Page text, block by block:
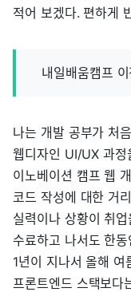
적어 보겠다. 편하게
내일배움캠프
나는 개발 공부가 처
웹디자인 UI/UX 과정
이노베이션 캠프 웹
코드 작성에 대한 거
실력이나 상황이 취
수료하고 나서도 한
1년이 지나서 올해 여
프론트엔드 스택보다